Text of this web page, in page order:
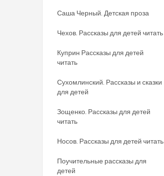
Саша Черный. Детская проза
Чехов. Рассказы для детей читать
Куприн Рассказы для детей
читать
Сухомлинский. Рассказы и сказки
для детей
Зощенко. Рассказы для детей
читать
Носов. Рассказы для детей читать
Поучительные рассказы для
детей